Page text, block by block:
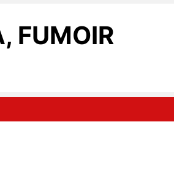
FUMOIR